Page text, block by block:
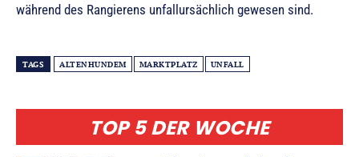
TOP 5 DER WOCHE
während des Rangierens unfallursächlich gewesen sind.
TAGS ALTENHUNDEM MARKTPLATZ UNFALL